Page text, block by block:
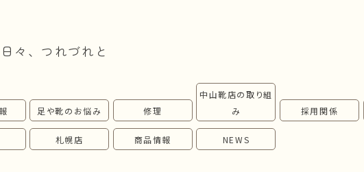
日々、つれづれと
足や靴のお悩み 修理
中山靴店の取り組
み
採用関係
札幌店 商品情報 NEWS